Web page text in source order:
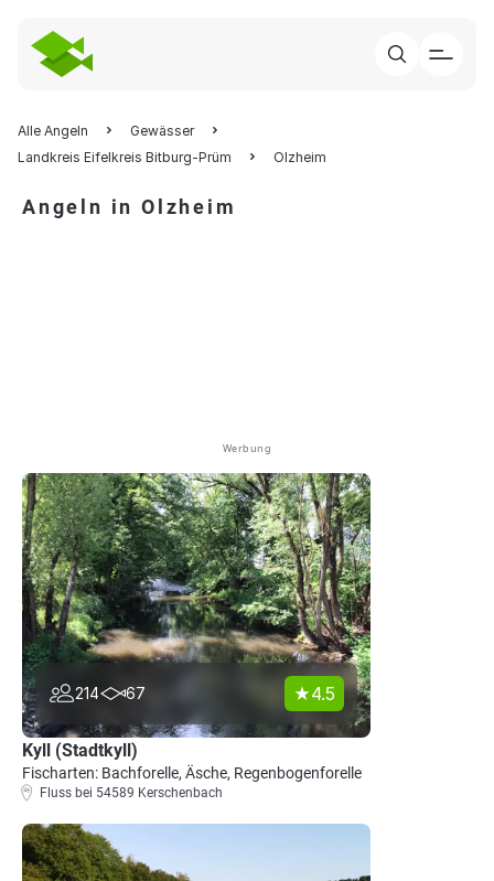
Alle Angeln
Gewässer
Landkreis Eifelkreis Bitburg-Prüm
Olzheim
Angeln in Olzheim
Werbung
214 67 4.5
Kyll (Stadtkyll)
Fischarten: Bachforelle, Äsche, Regenbogenforelle
Fluss bei 54589 Kerschenbach